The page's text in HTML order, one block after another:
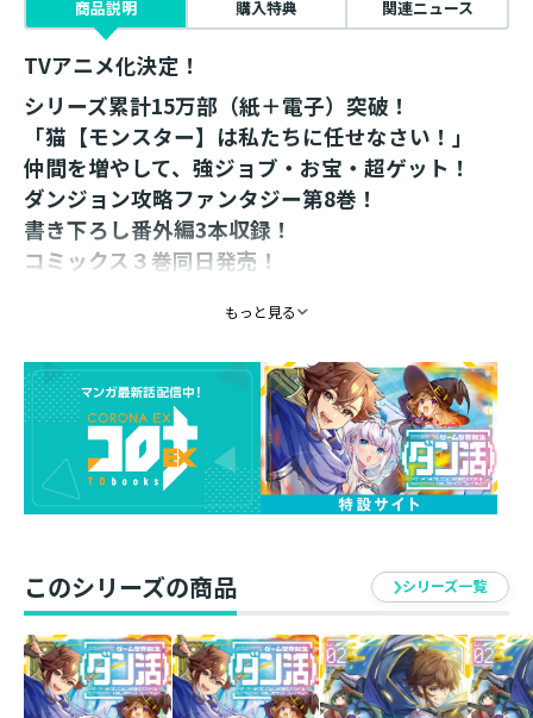
商品説明 購入特典 関連ニュース
TVアニメ化決定！
シリーズ累計15万部（紙＋電子）突破！
「猫【モンスター】は私たちに任せなさい！」
仲間を増やして、強ジョブ・お宝・超ゲット！
ダンジョン攻略ファンタジー第8巻！
書き下ろし番外編3本収録！
コミックス３巻同日発売！
ド】を創立したゲーマーPN・ゼフィルス。大盛況の面接
を経て、新メンバーを迎えることになったものの……残
りのダンジョン週間を逃したら昇格は3か月も先になって
しまう！ 昇格条件クリアのため、目指すは中級中位ダ
ンジョン３つの攻略。早速〈孤高の小猫ダンジョン〉に
突撃するもそこではかわいすぎる猫型モンスターたちが
ン〉や〈ワイルドニャー〉が挟み撃ちで襲いかかり――？
「背中は預けるわ――こっちの猫【モンスター】は任せなさ
い！」
仲間を増やして、強ジョブ・お宝・超ゲット！ ダンジ
ョン攻略ファンタジー第８巻！
もっと見る
このシリーズの商品 シリーズ一覧